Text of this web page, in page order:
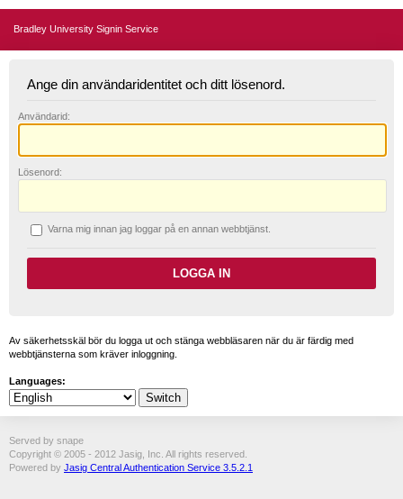
Bradley University Signin Service
Ange din användaridentitet och ditt lösenord.
Användarid:
L ösenord:
Varna mig innan jag loggar på en annan webbtjänst.
Av säkerhetsskäl bör du logga ut och stänga webbläsaren när du är färdig med
webbtjänsterna som kräver inloggning.
Languages:
Served by snape
Copyright © 2005 - 2012 Jasig, Inc. All rights reserved.
Powered by Jasig Central Authentication Service 3.5.2.1